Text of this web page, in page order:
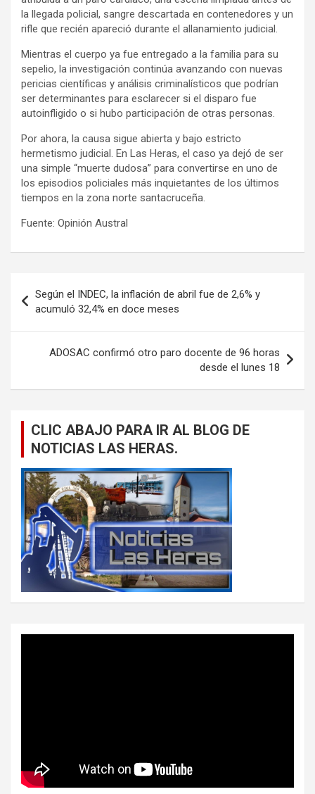
la llegada policial, sangre descartada en contenedores y un
rifle que recién apareció durante el allanamiento judicial.
Mientras el cuerpo ya fue entregado a la familia para su
sepelio, la investigación continúa avanzando con nuevas
pericias científicas y análisis criminalísticos que podrían
ser determinantes para esclarecer si el disparo fue
autoinfligido o si hubo participación de otras personas.
Por ahora, la causa sigue abierta y bajo estricto
hermetismo judicial. En Las Heras, el caso ya dejó de ser
una simple “muerte dudosa” para convertirse en uno de
los episodios policiales más inquietantes de los últimos
tiempos en la zona norte santacruceña.
Fuente: Opinión Austral
de
entradas
Según el INDEC, la inflación de abril fue de 2,6% y
acumuló 32,4% en doce meses
ADOSAC confirmó otro paro docente de 96 horas
desde el lunes 18
CLIC ABAJO PARA IR AL BLOG DE
NOTICIAS LAS HERAS.